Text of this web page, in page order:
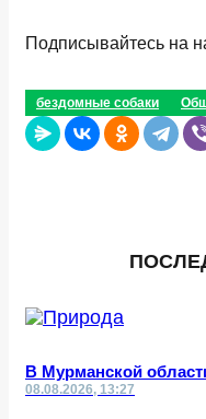
Подписывайтесь на
бездомные собаки
В Мурманской
08.08.2026, 13:27